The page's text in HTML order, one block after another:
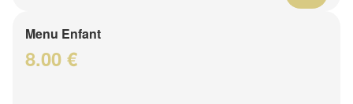
Menu Enfant
8.00 €